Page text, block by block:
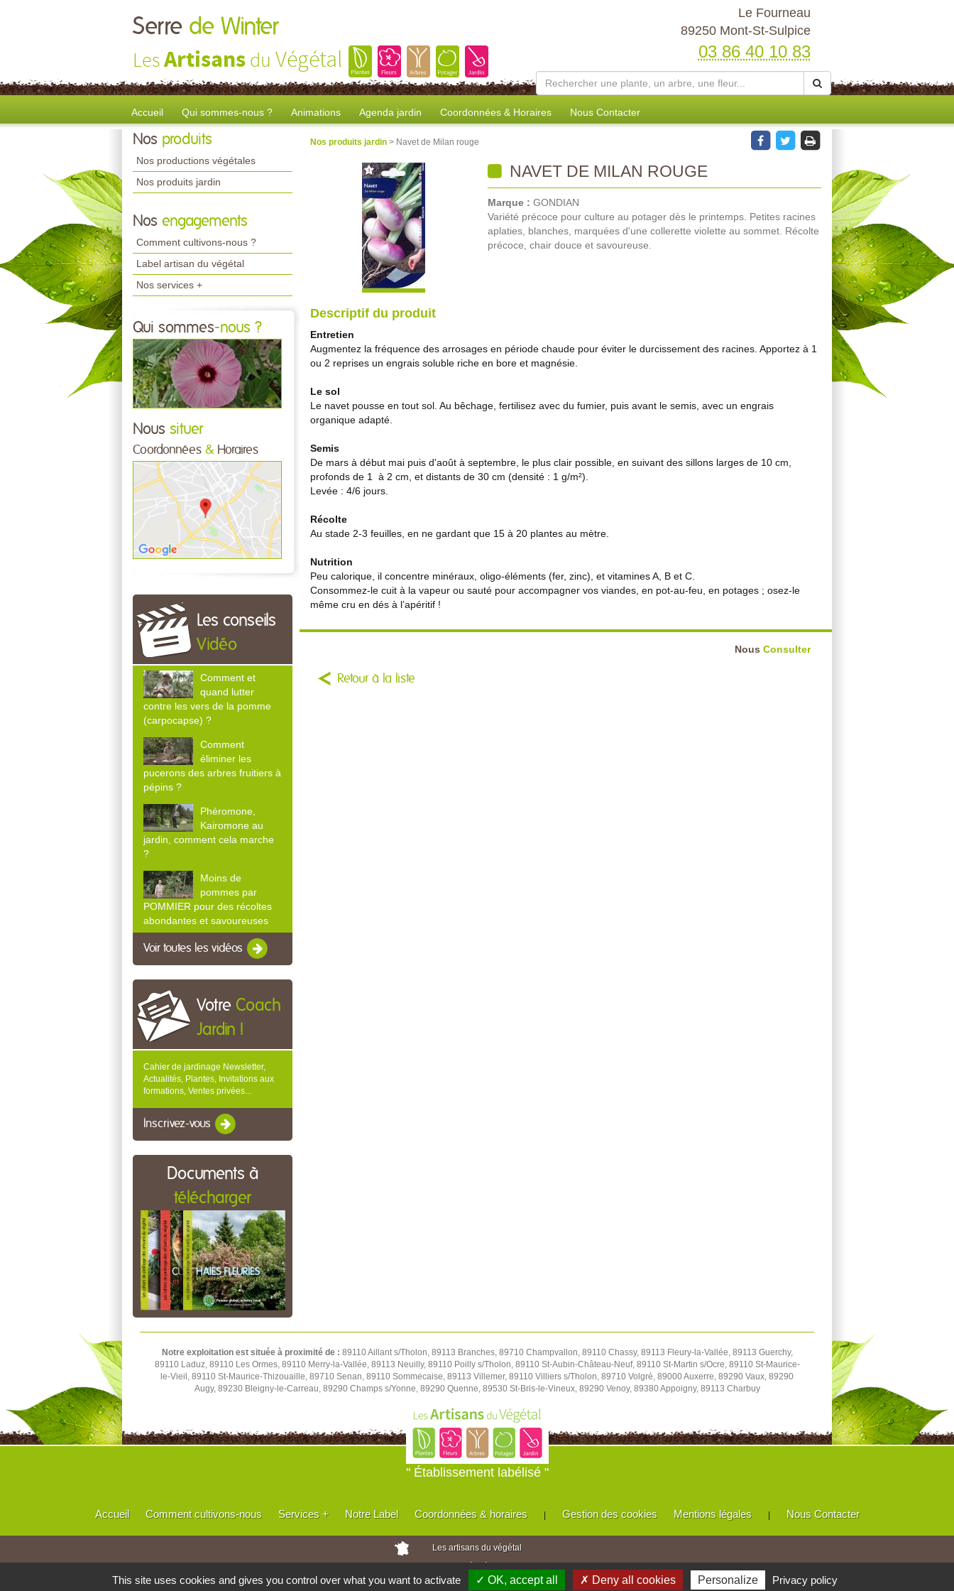
Serre de Winter
LesArtisans du Végétal
Le Fourneau
89250 Mont-St-Sulpice
03 86 40 10 83
Accueil Qui sommes-nous ? Animations Agenda jardin Coordonnées & Horaires Nous Contacter
Nos produits
Nos productions végétales
Nos produits jardin
Nos engagements
Comment cultivons-nous ?
Label artisan du végétal
Nos services +
Qui sommes-nous ?
Nous situer
Coordonnées & Horaires
Les conseils
Vidéo
Comment et
quand lutter
contre les vers de la pomme
(carpocapse) ?
Comment
éliminer les
pucerons des arbres fruitiers à
pépins ?
Phéromone,
Kairomone au
jardin, comment cela marche
?
Moins de
pommes par
POMMIER pour des récoltes
abondantes et savoureuses
Voir toutes les vidéos
Votre Coach
Jardin !
Cahier de jardinage Newsletter,
Actualités, Plantes, Invitations aux
formations, Ventes privées...
Inscrivez-vous
Documents à
télécharger
Nos produits jardin > Navet de Milan rouge
NAVET DE MILAN ROUGE
Marque : GONDIAN
Variété précoce pour culture au potager dès le printemps. Petites racines
aplaties, blanches, marquées d'une collerette violette au sommet. Récolte
précoce, chair douce et savoureuse.
Descriptif du produit
Entretien
Augmentez la fréquence des arrosages en période chaude pour éviter le durcissement des racines. Apportez à 1
ou 2 reprises un engrais soluble riche en bore et magnésie.
Le sol
Le navet pousse en tout sol. Au bêchage, fertilisez avec du fumier, puis avant le semis, avec un engrais
organique adapté.
Semis
De mars à début mai puis d'août à septembre, le plus clair possible, en suivant des sillons larges de 10 cm,
profonds de 1 à 2 cm, et distants de 30 cm (densité : 1 g/m²).
Levée : 4/6 jours.
Récolte
Au stade 2-3 feuilles, en ne gardant que 15 à 20 plantes au mètre.
Nutrition
Peu calorique, il concentre minéraux, oligo-éléments (fer, zinc), et vitamines A, B et C.
Consommez-le cuit à la vapeur ou sauté pour accompagner vos viandes, en pot-au-feu, en potages ; osez-le
même cru en dés à l’apéritif !
Nous Consulter
Retour à la liste
Notre exploitation est située à proximité de : 89110 Aillant s/Tholon, 89113 Branches, 89710 Champvallon, 89110 Chassy, 89113 Fleury-la-Vallée, 89113 Guerchy,
89110 Laduz, 89110 Les Ormes, 89110 Merry-la-Vallée, 89113 Neuilly, 89110 Poilly s/Tholon, 89110 St-Aubin-Château-Neuf, 89110 St-Martin s/Ocre, 89110 St-Maurice-
le-Vieil, 89110 St-Maurice-Thizouaille, 89710 Senan, 89110 Sommecaise, 89113 Villemer, 89110 Villiers s/Tholon, 89710 Volgré, 89000 Auxerre, 89290 Vaux, 89290
Augy, 89230 Bleigny-le-Carreau, 89290 Champs s/Yonne, 89290 Quenne, 89530 St-Bris-le-Vineux, 89290 Venoy, 89380 Appoigny, 89113 Charbuy
" Établissement labélisé "
Accueil Comment cultivons-nous Services + Notre Label Coordonnées & horaires | Gestion des cookies Mentions légales | Nous Contacter
Les artisans du végétal
Horticulteurs et pépinièristes de France
This site uses cookies and gives you control over what you want to activate ✓ OK, accept all ✗ Deny all cookies Personalize Privacy policy